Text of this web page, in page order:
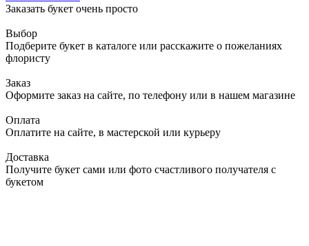
Заказать букет очень просто
Выбор
Подберите букет в каталоге или расскажите о пожеланиях
флористу
Заказ
Оформите заказ на сайте, по телефону или в нашем магазине
Оплата
Оплатите на сайте, в мастерской или курьеру
Доставка
Получите букет сами или фото счастливого получателя с
букетом